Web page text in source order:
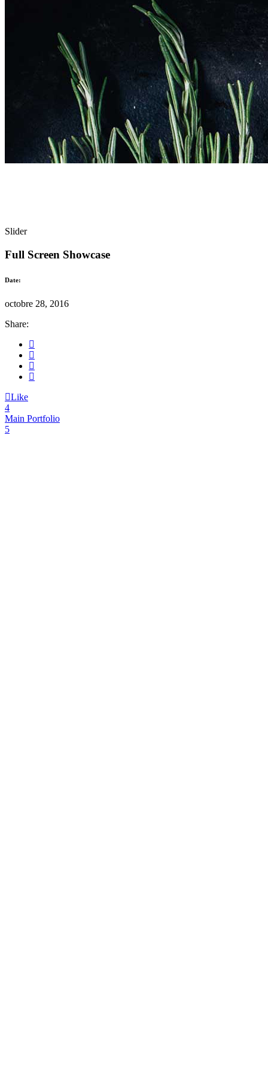
Slider
Full Screen Showcase
Date:
octobre 28, 2016
Share:
Like
Main Portfolio